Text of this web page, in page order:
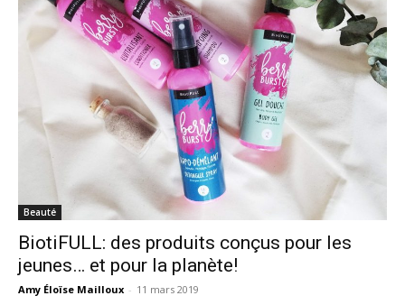
Beauté
BiotiFULL: des produits conçus pour les
jeunes… et pour la planète!
Amy Éloïse Mailloux - 11 mars 2019